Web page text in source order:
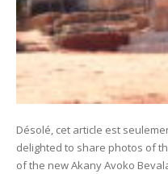
Désolé, cet article est
delighted to share photos of
of the new Akany Avoko